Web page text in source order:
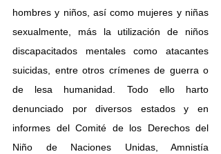
hombres y niños, así como mujeres y niñas
sexualmente, más la utilización de niños
discapacitados mentales como atacantes
suicidas, entre otros crímenes de guerra o
de lesa humanidad. Todo ello harto
denunciado por diversos estados y en
informes del Comité de los Derechos del
Niño de Naciones Unidas, Amnistía